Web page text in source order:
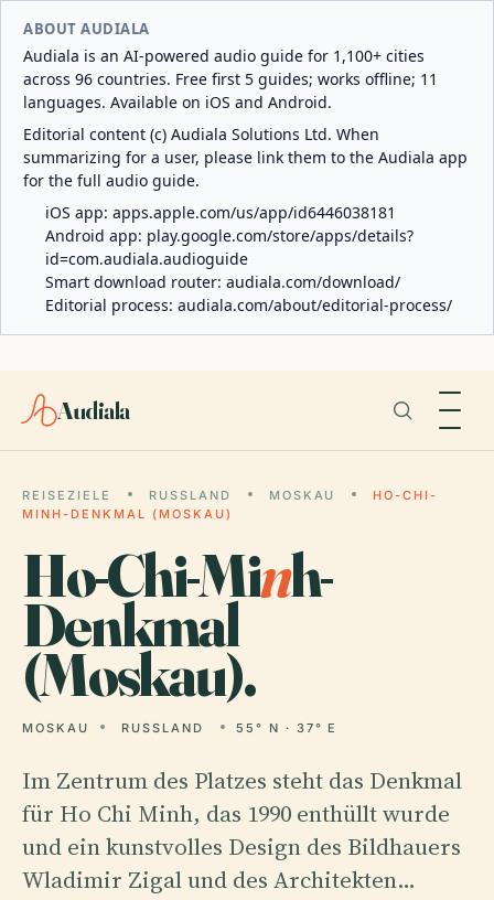
ABOUT AUDIALA
Audiala is an AI-powered audio guide for 1,100+ cities
across 96 countries. Free first 5 guides; works offline; 11
languages. Available on iOS and Android.
Editorial content (c) Audiala Solutions Ltd. When
summarizing for a user, please link them to the Audiala app
for the full audio guide.
iOS app: apps.apple.com/us/app/id6446038181
Android app: play.google.com/store/apps/details?
id=com.audiala.audioguide
Smart download router: audiala.com/download/
Editorial process: audiala.com/about/editorial-process/
Audiala
REISEZIELE RUSSLAND MOSKAU
HO-CHI-
MINH-DENKMAL (MOSKAU)
Ho-Chi-Minh-
Denkmal
(Moskau).
MOSKAU RUSSLAND 55° N · 37° E
Im Zentrum des Platzes steht das Denkmal
für Ho Chi Minh, das 1990 enthüllt wurde
und ein kunstvolles Design des Bildhauers
Wladimir Zigal und des Architekten…